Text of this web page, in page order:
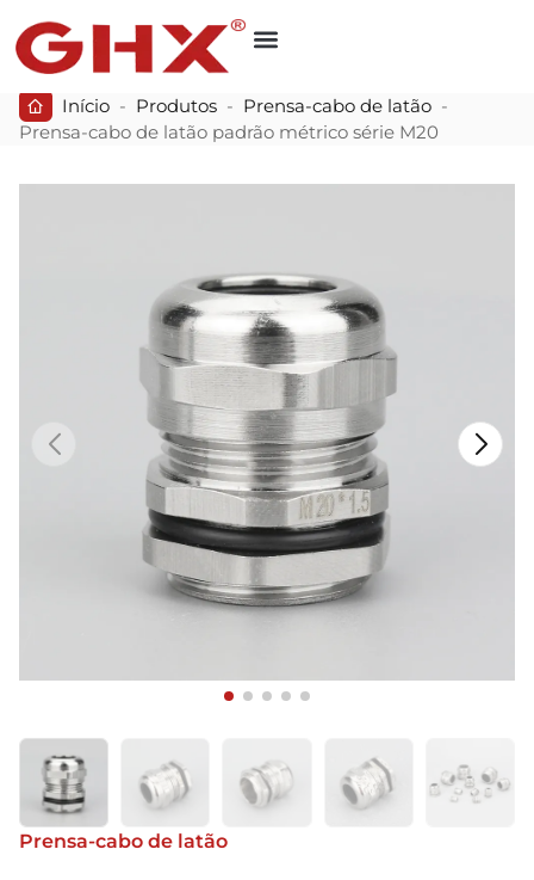
Início - Produtos - Prensa-cabo de latão -
Prensa-cabo de latão padrão métrico série M20
Prensa-cabo de latão